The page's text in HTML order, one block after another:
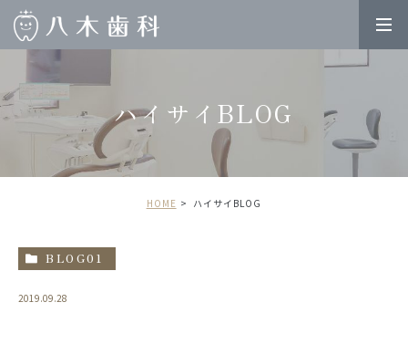
ハイサイBLOG
HOME ハイサイBLOG
BLOG01
2019.09.28